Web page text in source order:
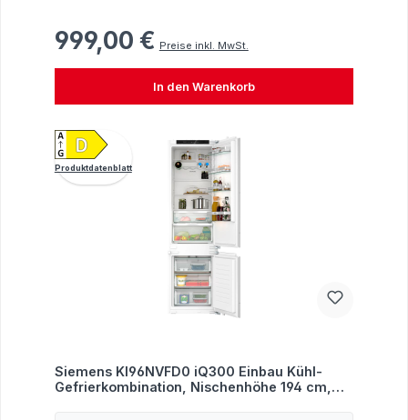
Regulärer Preis:
999,00 € Preise inkl. MwSt.
In den Warenkorb
Produktdatenblatt
Siemens KI96NVFD0 iQ300 Einbau Kühl-
Gefrierkombination, Nischenhöhe 194 cm,